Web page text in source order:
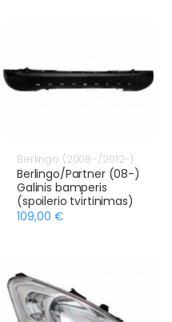
Berlingo (2008-/2012-)
Berlingo/Partner (08-)
Galinis bamperis
(spoilerio tvirtinimas)
109,00 €